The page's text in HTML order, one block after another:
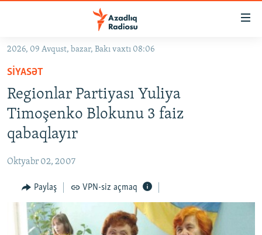
Əsas
qayıt
Əsas
naviqasiyaya
qayıt
Axtarışa
GÜNDƏM
KORRUPSIOMETR
#ƏSLINDƏ
QANUNI DOĞRU
ARAŞDIRMA
MULTIMEDIA
VIDEO
RADIO ARXIV
2026, 09 Avqust, bazar, Bakı vaxtı 08:06
SIYASƏT
Regionlar Partiyası Yuliya
Timoşenko Blokunu 3 faiz
qabaqlayır
Oktyabr 02, 2007
Paylaş VPN-siz açmaq